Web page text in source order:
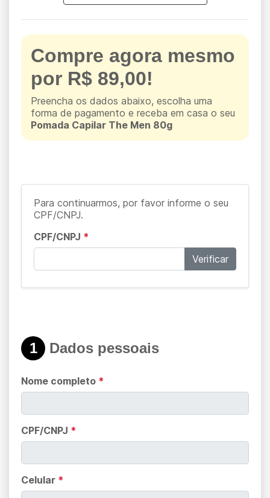
Compre agora mesmo
por R$ 89,00!
Preencha os dados abaixo, escolha uma
forma de pagamento e receba em casa o seu
Pomada Capilar The Men 80g
Para continuarmos, por favor informe o seu
CPF/CNPJ.
CPF/CNPJ *
Verificar
1 Dados pessoais
Nome completo *
CPF/CNPJ *
Celular *